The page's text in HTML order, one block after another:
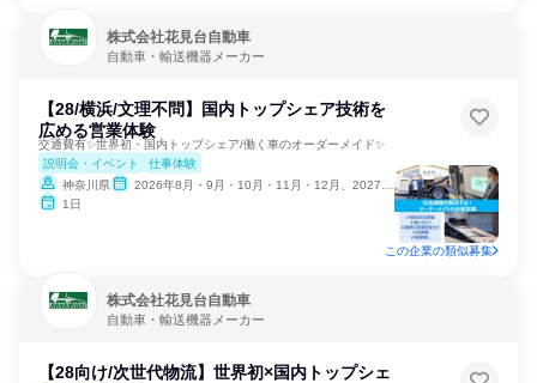
株式会社花見台自動車
自動車・輸送機器メーカー
【28/横浜/文理不問】国内トップシェア技術を
広める営業体験
交通費有✨世界初・国内トップシェア/働く車のオーダーメイド✨
説明会・イベント
仕事体験
神奈川県
2026年8月・9月・10月・11月・12月、2027年1月
1日
この企業の類似募集
株式会社花見台自動車
自動車・輸送機器メーカー
【28向け/次世代物流】世界初×国内トップシェ